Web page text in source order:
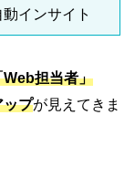
動インサイト
Web担当者」
ップが見えてきま